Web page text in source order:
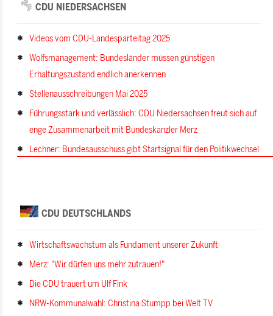
CDU NIEDERSACHSEN
Videos vom CDU-Landesparteitag 2025
Wolfsmanagement: Bundesländer müssen günstigen
Erhaltungszustand endlich anerkennen
Stellenausschreibungen Mai 2025
Führungsstark und verlässlich: CDU Niedersachsen freut sich auf
enge Zusammenarbeit mit Bundeskanzler Merz
Lechner: Bundesausschuss gibt Startsignal für den Politikwechsel
CDU DEUTSCHLANDS
Wirtschaftswachstum als Fundament unserer Zukunft
Merz: "Wir dürfen uns mehr zutrauen!"
Die CDU trauert um Ulf Fink
NRW-Kommunalwahl: Christina Stumpp bei Welt TV